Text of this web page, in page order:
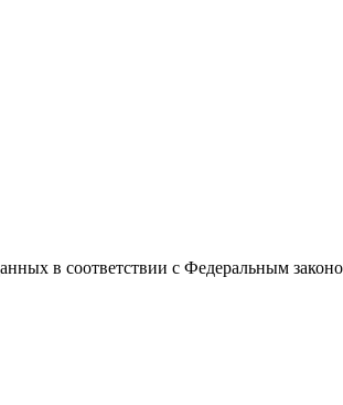
в соответствии с Федеральным